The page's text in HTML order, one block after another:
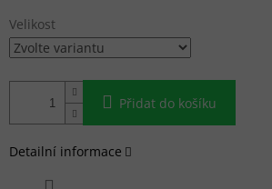
Velikost
Přidat do košíku
Detailní informace